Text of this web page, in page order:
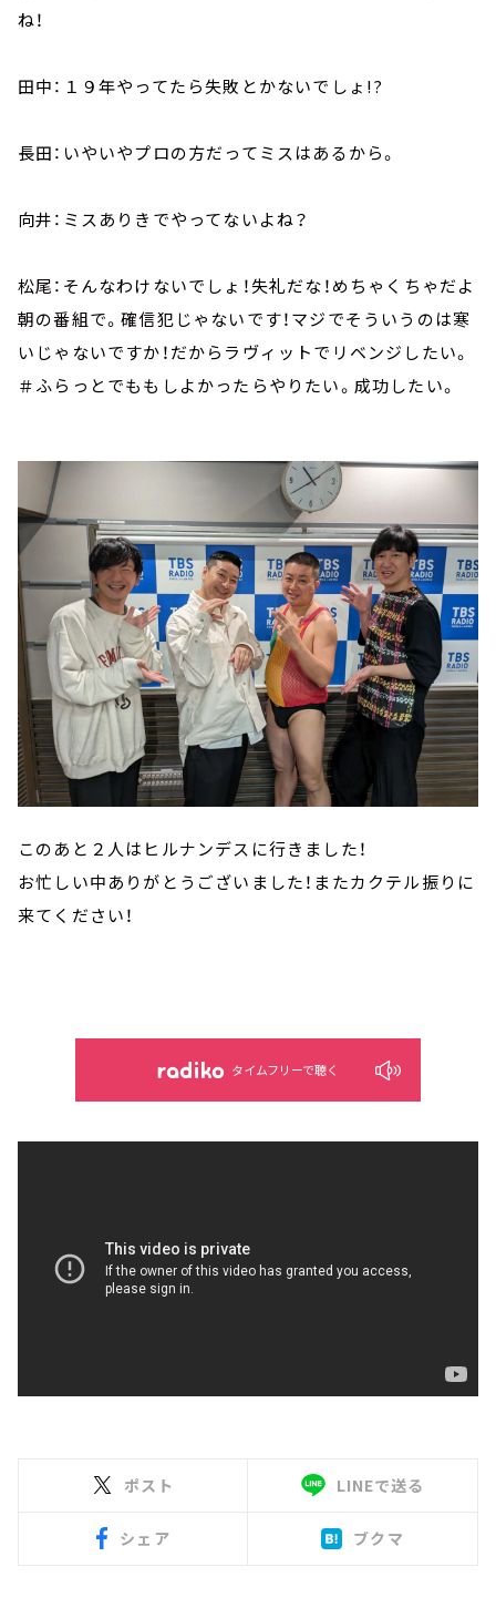
ね！
田中：１９年やってたら失敗とかないでしょ!?
長田：いやいやプロの方だってミスはあるから。
向井：ミスありきでやってないよね？
松尾：そんなわけないでしょ！失礼だな！めちゃくちゃだよ
朝の番組で。確信犯じゃないです！マジでそういうのは寒
いじゃないですか！だからラヴィットでリベンジしたい。
＃ふらっとでももしよかったらやりたい。成功したい。
このあと２人はヒルナンデスに行きました！
お忙しい中ありがとうございました！またカクテル振りに
来てください！
タイムフリーで聴く
ポスト LINEで送る
シェア ブクマ